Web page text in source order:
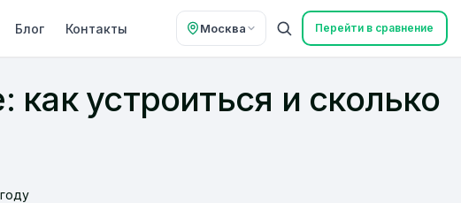
Блог Контакты Москва Перейти в сравнение
устроиться и сколько